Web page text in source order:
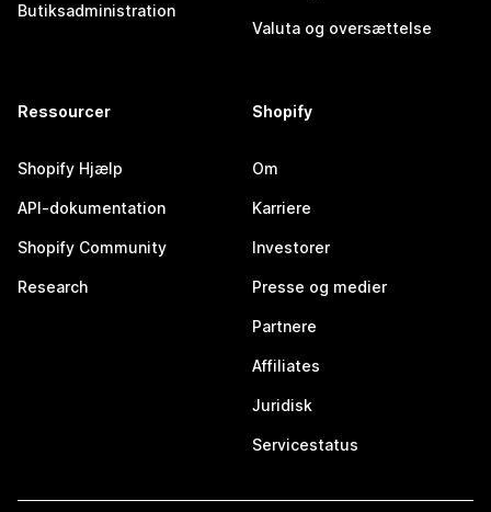
Butiksadministration
Valuta og oversættelse
Ressourcer
Shopify Hjælp
API-dokumentation
Shopify Community
Research
Shopify
Om
Karriere
Investorer
Presse og medier
Partnere
Affiliates
Juridisk
Servicestatus